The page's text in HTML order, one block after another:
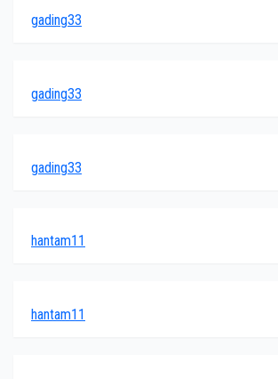
gading33
gading33
gading33
hantam11
hantam11